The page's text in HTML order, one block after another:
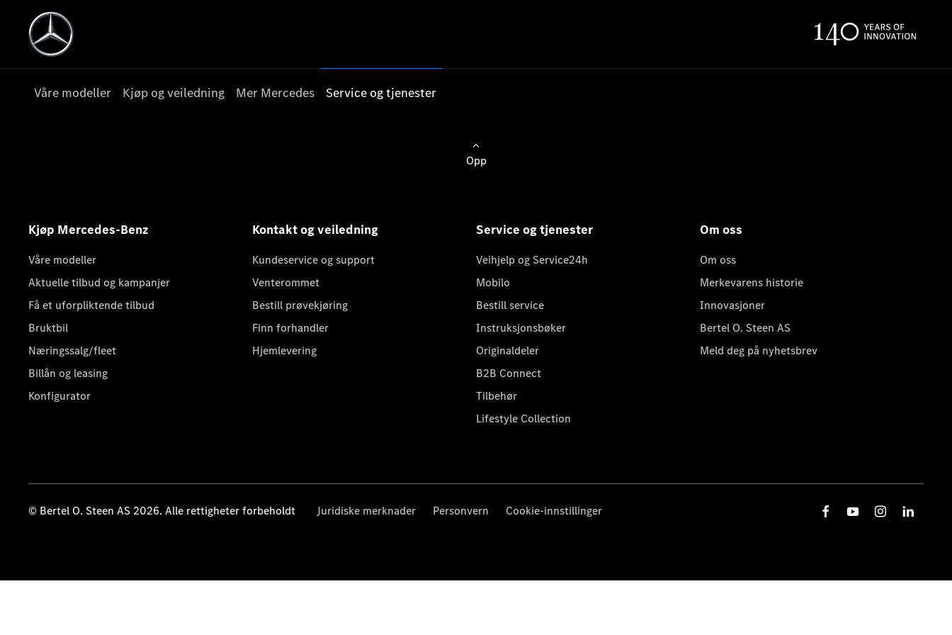
Våre modeller Kjøp og veiledning Mer Mercedes Service og tjenester
Opp
Kjøp Mercedes-Benz
Våre modeller
Aktuelle tilbud og kampanjer
Få et uforpliktende tilbud
Bruktbil
Næringssalg/fleet
Billån og leasing
Konfigurator
Kontakt og veiledning
Kundeservice og support
Venterommet
Bestill prøvekjøring
Finn forhandler
Hjemlevering
Service og tjenester
Veihjelp og Service24h
Mobilo
Bestill service
Instruksjonsbøker
Originaldeler
B2B Connect
Tilbehør
Lifestyle Collection
Om oss
Om oss
Merkevarens historie
Innovasjoner
Bertel O. Steen AS
Meld deg på nyhetsbrev
© Bertel O. Steen AS 2026. Alle rettigheter forbeholdt Juridiske merknader Personvern Cookie-innstillinger